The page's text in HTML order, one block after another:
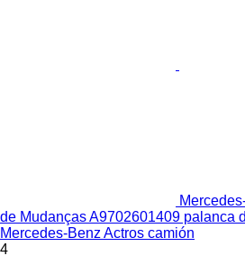
de Mudanças A9702601409 palanca
Mercedes-Benz Actros camión
4